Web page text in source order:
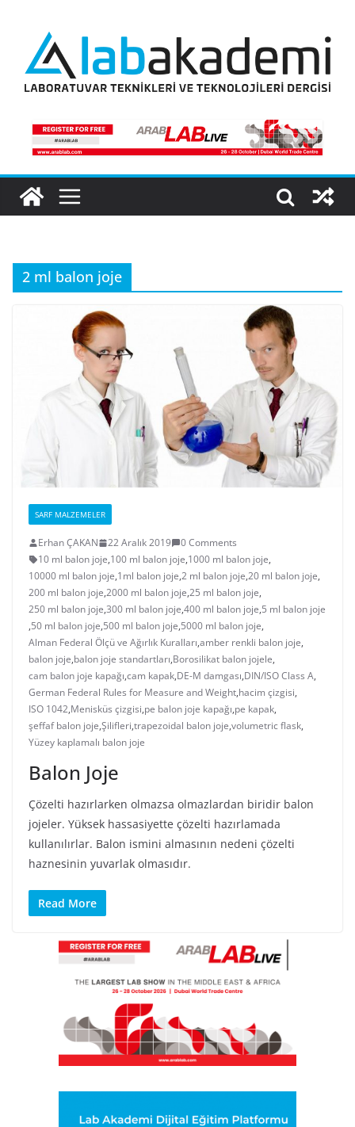
content
2 ml balon joje
SARF MALZEMELER
Erhan ÇAKAN 22 Aralık 2019
0 Comments
10 ml balon joje,100 ml balon joje,1000 ml balon joje,
10000 ml balon joje,1ml balon joje,2 ml balon joje,20 ml balon joje,
200 ml balon joje,2000 ml balon joje,25 ml balon joje,
250 ml balon joje,300 ml balon joje,400 ml balon joje,5 ml balon joje
,50 ml balon joje,500 ml balon joje,5000 ml balon joje,
Alman Federal Ölçü ve Ağırlık Kuralları,amber renkli balon joje,
balon joje,balon joje standartları,Borosilikat balon jojele,
cam balon joje kapağı,cam kapak,DE-M damgası,DIN/ISO Class A,
German Federal Rules for Measure and Weight,hacim çizgisi,
ISO 1042,Menisküs çizgisi,pe balon joje kapağı,pe kapak,
şeffaf balon joje,Şilifleri,trapezoidal balon joje,volumetric flask,
Yüzey kaplamalı balon joje
Balon Joje
Çözelti hazırlarken olmazsa olmazlardan biridir balon
jojeler. Yüksek hassasiyette çözelti hazırlamada
kullanılırlar. Balon ismini almasının nedeni çözelti
haznesinin yuvarlak olmasıdır.
Read More